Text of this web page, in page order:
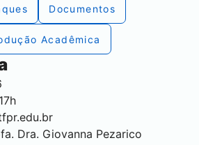
Documentos
Acadêmica
Dra. Giovanna Pezarico